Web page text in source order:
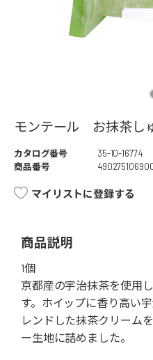
モンテール お抹茶し
カタログ番号
35-10-16774
商品番号
マイリストに登録する
商品説明
1個
京都産の宇治抹茶を使用
す。ホイップに香り高い
レンドした抹茶クリーム
ー生地に詰めました。